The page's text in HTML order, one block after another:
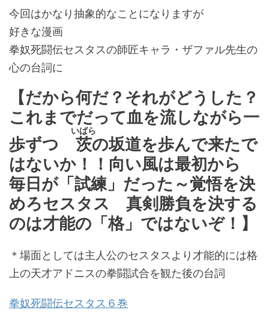
今回はかなり抽象的なことになりますが
好きな漫画
拳奴死闘伝セスタスの師匠キャラ・ザファル先生の
心の台詞に
【だから何だ？それがどうした？
これまでだって血を流しながら一
歩ずつ 茨
いばら
の坂道を歩んで来たで
はないか！！向い風は最初から
毎日が「試練」だった～覚悟を決
めろセスタス 真剣勝負を決する
のは才能の「格」ではないぞ！】
＊場面としては主人公のセスタスより才能的には格
上の天才アドニスの拳闘試合を観た後の台詞
拳奴死闘伝セスタス６巻